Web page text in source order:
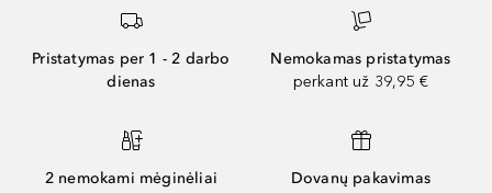
Pristatymas per 1 - 2 darbo
dienas
Nemokamas pristatymas
perkant už 39,95 €
2 nemokami mėginėliai Dovanų pakavimas